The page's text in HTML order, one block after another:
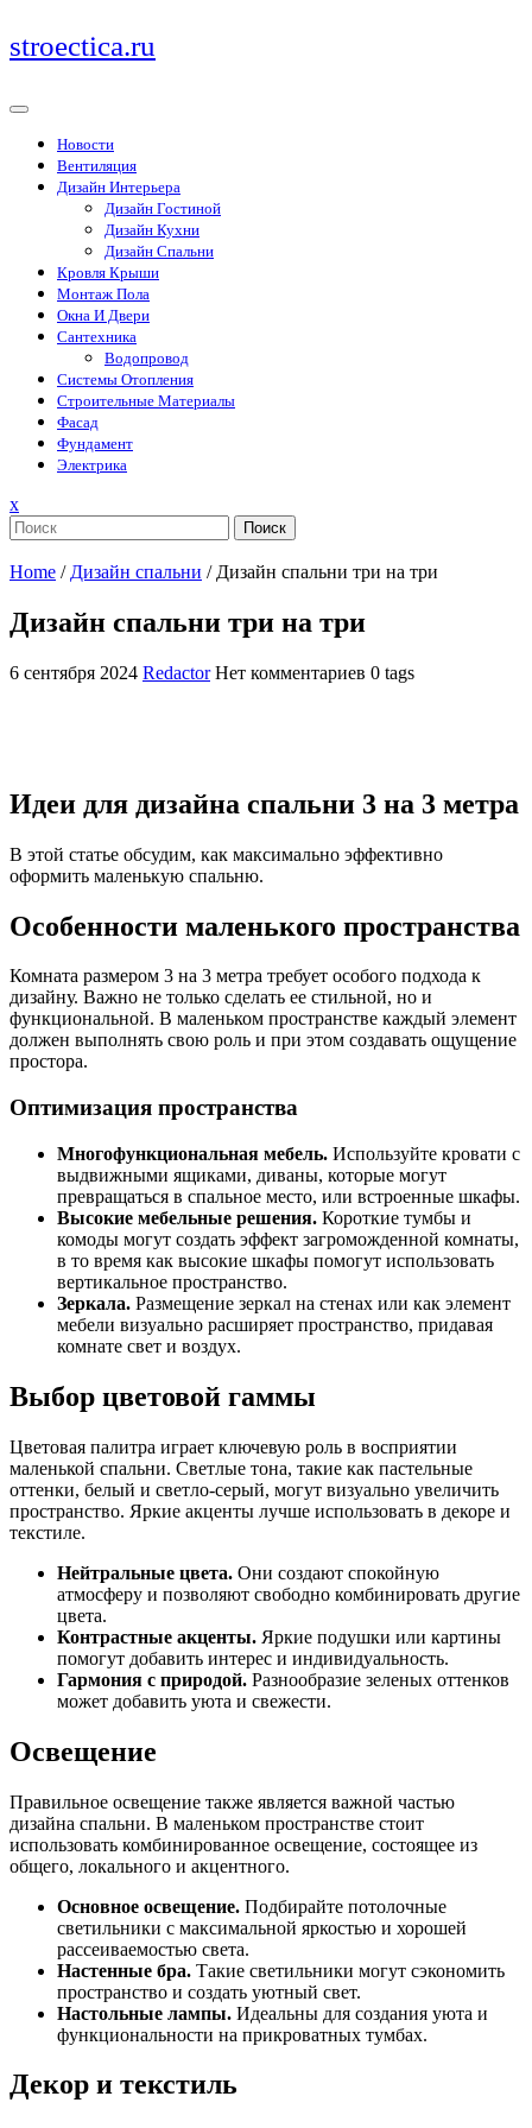
Перейти
к
stroectica.ru
Новости
Вентиляция
Дизайн Интерьера
Дизайн Гостиной
Дизайн Кухни
Дизайн Спальни
Кровля Крыши
Монтаж Пола
Окна И Двери
Сантехника
Водопровод
Системы Отопления
Строительные Материалы
Фасад
Фундамент
Электрика
xЗакрыть
меню
Поиск
Home / Дизайн спальни / Дизайн спальни три на три
Дизайн спальни три на три
6 сентября 2024 Redactor Нет комментариев 0 tags
Идеи для дизайна спальни 3 на 3 метра
В этой статье обсудим, как максимально эффективно
оформить маленькую спальню.
Особенности маленького пространства
Комната размером 3 на 3 метра требует особого подхода к
дизайну. Важно не только сделать ее стильной, но и
функциональной. В маленьком пространстве каждый элемент
должен выполнять свою роль и при этом создавать ощущение
простора.
Оптимизация пространства
Многофункциональная мебель. Используйте кровати с
выдвижными ящиками, диваны, которые могут
превращаться в спальное место, или встроенные шкафы.
Высокие мебельные решения. Короткие тумбы и
комоды могут создать эффект загроможденной комнаты,
в то время как высокие шкафы помогут использовать
вертикальное пространство.
Зеркала. Размещение зеркал на стенах или как элемент
мебели визуально расширяет пространство, придавая
комнате свет и воздух.
Выбор цветовой гаммы
Цветовая палитра играет ключевую роль в восприятии
маленькой спальни. Светлые тона, такие как пастельные
оттенки, белый и светло-серый, могут визуально увеличить
пространство. Яркие акценты лучше использовать в декоре и
текстиле.
Нейтральные цвета. Они создают спокойную
атмосферу и позволяют свободно комбинировать другие
цвета.
Контрастные акценты. Яркие подушки или картины
помогут добавить интерес и индивидуальность.
Гармония с природой. Разнообразие зеленых оттенков
может добавить уюта и свежести.
Освещение
Правильное освещение также является важной частью
дизайна спальни. В маленьком пространстве стоит
использовать комбинированное освещение, состоящее из
общего, локального и акцентного.
Основное освещение. Подбирайте потолочные
светильники с максимальной яркостью и хорошей
рассеиваемостью света.
Настенные бра. Такие светильники могут сэкономить
пространство и создать уютный свет.
Настольные лампы. Идеальны для создания уюта и
функциональности на прикроватных тумбах.
Декор и текстиль